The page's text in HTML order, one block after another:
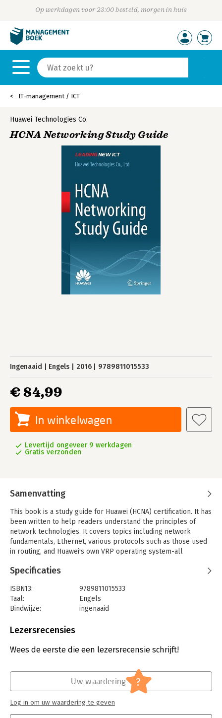
Op werkdagen voor 23:00 besteld, morgen in huis
IT-management / ICT
Huawei Technologies Co.
HCNA Networking Study Guide
Ingenaaid Engels 2016 9789811015533
€ 84,99
In winkelwagen
Levertijd ongeveer 9 werkdagen
Gratis verzonden
Samenvatting
This book is a study guide for Huawei (HCNA) certification. It has
been written to help readers understand the principles of
network technologies. It covers topics including network
fundamentals, Ethernet, various protocols such as those used
in routing, and Huawei's own VRP operating system-all
switching basics in depth, it is a valuable resource for
university students and network technology fans.
Specificaties
ISBN13:
9789811015533
Taal:
Engels
Bindwijze:
ingenaaid
Uitgever:
Lezersrecensies
Wees de eerste die een lezersrecensie schrijft!
Uw waardering ?
Log in om uw waardering te geven